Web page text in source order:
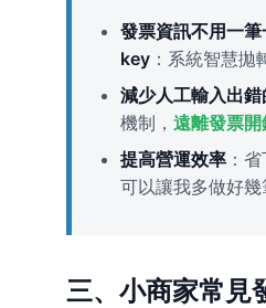
發票資訊不用一
key ：系統智慧拋
減少人工輸入出
機制， 遠離發票
提高營運效率 ：
可以讓我多做好幾
三、小商家常見